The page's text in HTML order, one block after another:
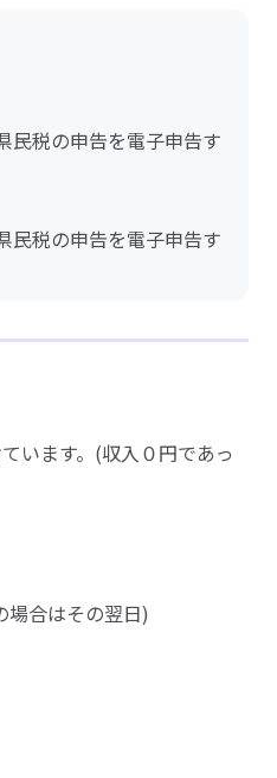
民税の申告を電子申告す
民税の申告を電子申告す
います。(収入０円であっ
場合はその翌日)